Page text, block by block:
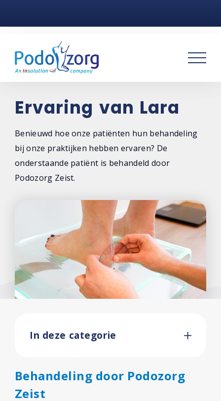
Voetklachten
Podotherapie
Praktijken
Contact
Ervaring van Lara
Benieuwd hoe onze patiënten hun behandeling
bij onze praktijken hebben ervaren? De
onderstaande patiënt is behandeld door
Podozorg Zeist.
In deze categorie
Behandeling door Podozorg
Zeist